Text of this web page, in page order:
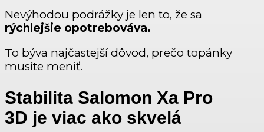
Nevýhodou podrážky je len to, že sa
rýchlejšie opotrebováva.
To býva najčastejší dôvod, prečo topánky
musíte meniť.
Stabilita Salomon Xa Pro
3D je viac ako skvelá